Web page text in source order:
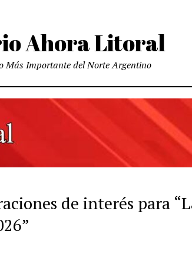
Ahora Litoral
Más Importante del Norte Argentino
de interés para